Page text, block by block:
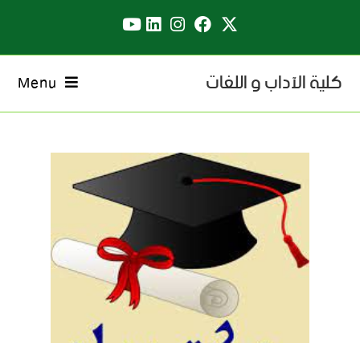
كلية الآداب و اللغات Menu